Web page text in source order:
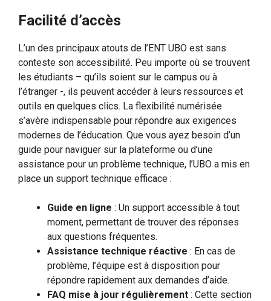
Facilité d’accès
L’un des principaux atouts de l’ENT UBO est sans
conteste son accessibilité. Peu importe où se trouvent
les étudiants – qu’ils soient sur le campus ou à
l’étranger -, ils peuvent accéder à leurs ressources et
outils en quelques clics. La flexibilité numérisée
s’avère indispensable pour répondre aux exigences
modernes de l’éducation. Que vous ayez besoin d’un
guide pour naviguer sur la plateforme ou d’une
assistance pour un problème technique, l’UBO a mis en
place un support technique efficace :
Guide en ligne : Un support accessible à tout
moment, permettant de trouver des réponses
aux questions fréquentes.
Assistance technique réactive : En cas de
problème, l’équipe est à disposition pour
répondre rapidement aux demandes d’aide.
FAQ mise à jour régulièrement : Cette section